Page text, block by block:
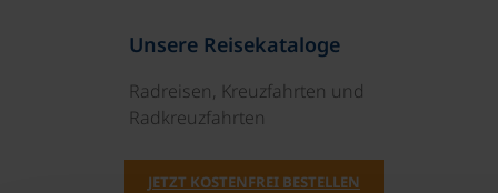
Unsere Reisekataloge
Radreisen, Kreuzfahrten und
Radkreuzfahrten
JETZT KOSTENFREI BESTELLEN